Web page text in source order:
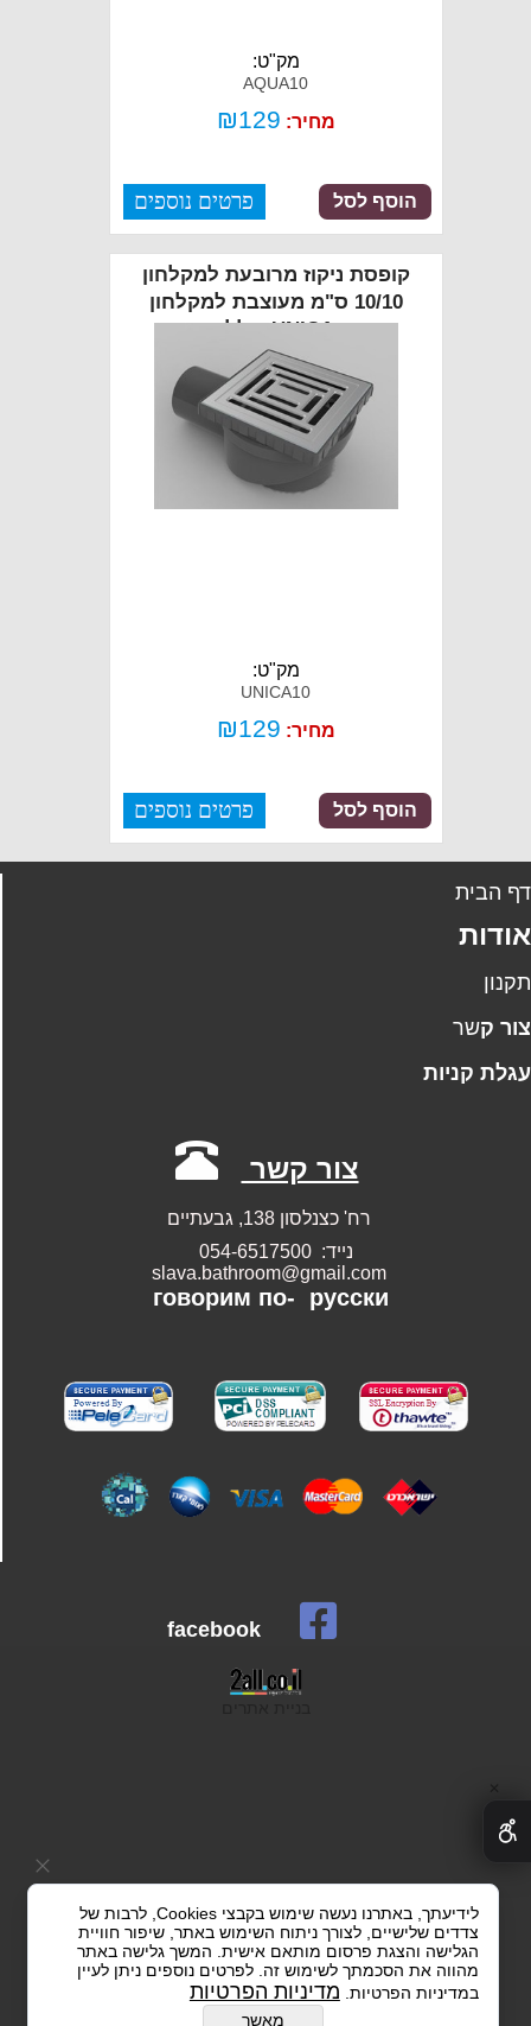
מק"ט:
AQUA10
מחיר: ₪129
פרטים נוספים הוסף לסל
קופסת ניקוז מרובעת למקלחון
10/10 ס"מ מעוצבת למקלחון
דגם UNICA כולל כיסוי
מק"ט:
UNICA10
מחיר: ₪129
פרטים נוספים הוסף לסל
הבית
ר קשר
קניות
צור קשר
רח' כצנלסון 138, גבעתיים
נייד: 054-6517500
slava.bathroom@gmail.com
говорим по-русски
facebook
לידיעתך, באתרנו נעשה שימוש בקבצי Cookies, לרבות של
צדדים שלישיים, לצורך ניתוח השימוש באתר, שיפור חוויית
הגלישה והצגת פרסום מותאם אישית. המשך גלישה באתר
מהווה את הסכמתך לשימוש זה. לפרטים נוספים ניתן לעיין
במדיניות הפרטיות. מדיניות הפרטיות
מאשר